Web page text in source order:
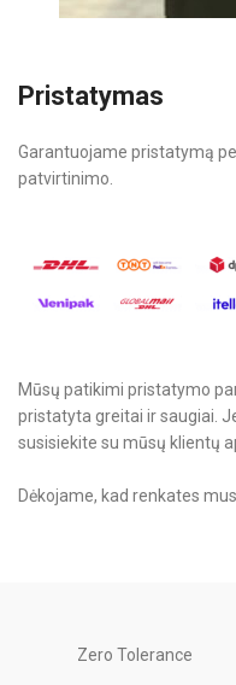
Pristatymas
Garantuojame pristatymą
patvirtinimo.
Mūsų patikimi pristatymo
pristatyta greitai ir saugiai.
susisiekite su mūsų klientų
Dėkojame, kad renkates
Zero Tolerance